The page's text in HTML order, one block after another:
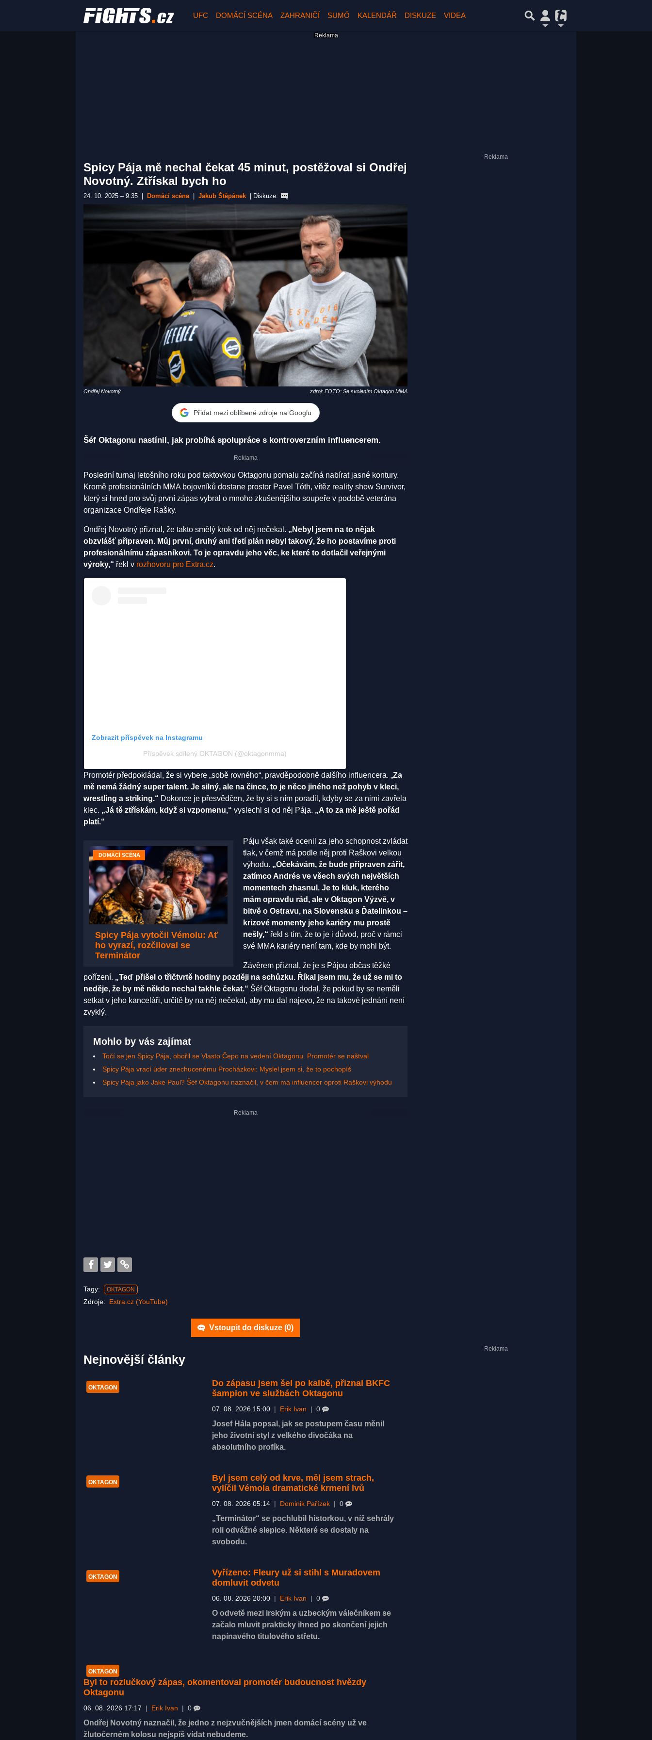
UFC DOMÁCÍ SCÉNA ZAHRANIČÍ SUMÓ KALENDÁŘ DISKUZE VIDEA
Spicy Pája mě nechal čekat 45 minut, postěžoval si Ondřej
Novotný. Ztřískal bych ho
24. 10. 2025 – 9:35 Domácí scéna Jakub Štěpánek Diskuze:
Ondřej Novotný zdroj: FOTO: Se svolením Oktagon MMA
Přidat mezi oblíbené zdroje na Googlu
Šéf Oktagonu nastínil, jak probíhá spolupráce s kontroverzním influencerem.
Poslední turnaj letošního roku pod taktovkou Oktagonu pomalu začíná nabírat jasné kontury.
Kromě profesionálních MMA bojovníků dostane prostor Pavel Tóth, vítěz reality show Survivor,
který si hned pro svůj první zápas vybral o mnoho zkušenějšího soupeře v podobě veterána
organizace Ondřeje Rašky.
Ondřej Novotný přiznal, že takto smělý krok od něj nečekal. „Nebyl jsem na to nějak
obzvlášť připraven. Můj první, druhý ani třetí plán nebyl takový, že ho postavíme proti
profesionálnímu zápasníkovi. To je opravdu jeho věc, ke které to dotlačil veřejnými
výroky,“ řekl v rozhovoru pro Extra.cz.
Zobrazit příspěvek na Instagramu
Příspěvek sdílený OKTAGON (@oktagonmma)
Promotér předpokládal, že si vybere „sobě rovného“, pravděpodobně dalšího influencera. „Za
mě nemá žádný super talent. Je silný, ale na čince, to je něco jiného než pohyb v kleci,
wrestling a striking.“ Dokonce je přesvědčen, že by si s ním poradil, kdyby se za nimi zavřela
klec. „Já tě ztřískám, když si vzpomenu,“ vyslechl si od něj Pája. „A to za mě ještě pořád
platí.“
DOMÁCÍ SCÉNA
Spicy Pája vytočil Vémolu: Ať
ho vyrazí, rozčiloval se
Terminátor
Páju však také ocenil za jeho schopnost zvládat
tlak, v čemž má podle něj proti Raškovi velkou
výhodu. „Očekávám, že bude připraven zářit,
zatímco Andrés ve všech svých největších
momentech zhasnul. Je to kluk, kterého
mám opravdu rád, ale v Oktagon Výzvě, v
bitvě o Ostravu, na Slovensku s Ďatelinkou –
krizové momenty jeho kariéry mu prostě
nešly,“ řekl s tím, že to je i důvod, proč v rámci
své MMA kariéry není tam, kde by mohl být.
Závěrem přiznal, že je s Pájou občas těžké
pořízení. „Teď přišel o třičtvrtě hodiny později na schůzku. Říkal jsem mu, že už se mi to
neděje, že by mě někdo nechal takhle čekat.“ Šéf Oktagonu dodal, že pokud by se neměli
setkat v jeho kanceláři, určitě by na něj nečekal, aby mu dal najevo, že na takové jednání není
zvyklý.
Mohlo by vás zajímat
Točí se jen Spicy Pája, obořil se Vlasto Čepo na vedení Oktagonu. Promotér se naštval
Spicy Pája vrací úder znechucenému Procházkovi: Myslel jsem si, že to pochopíš
Spicy Pája jako Jake Paul? Šéf Oktagonu naznačil, v čem má influencer oproti Raškovi výhodu
Tagy: OKTAGON
Zdroje: Extra.cz (YouTube)
Vstoupit do diskuze (0)
Nejnovější články
OKTAGON
Do zápasu jsem šel po kalbě, přiznal BKFC
šampion ve službách Oktagonu
07. 08. 2026 15:00 | Erik Ivan | 0
Josef Hála popsal, jak se postupem času měnil
jeho životní styl z velkého divočáka na
absolutního profíka.
OKTAGON
Byl jsem celý od krve, měl jsem strach,
vylíčil Vémola dramatické krmení lvů
07. 08. 2026 05:14 | Dominik Pařízek | 0
„Terminátor“ se pochlubil historkou, v níž sehrály
roli odvážné slepice. Některé se dostaly na
svobodu.
OKTAGON
Vyřízeno: Fleury už si stihl s Muradovem
domluvit odvetu
06. 08. 2026 20:00 | Erik Ivan | 0
O odvetě mezi irským a uzbeckým válečníkem se
začalo mluvit prakticky ihned po skončení jejich
napínavého titulového střetu.
OKTAGON
Byl to rozlučkový zápas, okomentoval promotér budoucnost hvězdy
Oktagonu
06. 08. 2026 17:17 | Erik Ivan | 0
Ondřej Novotný naznačil, že jedno z nejzvučnějších jmen domácí scény už ve
žlutočerném kolosu nejspíš vídat nebudeme.